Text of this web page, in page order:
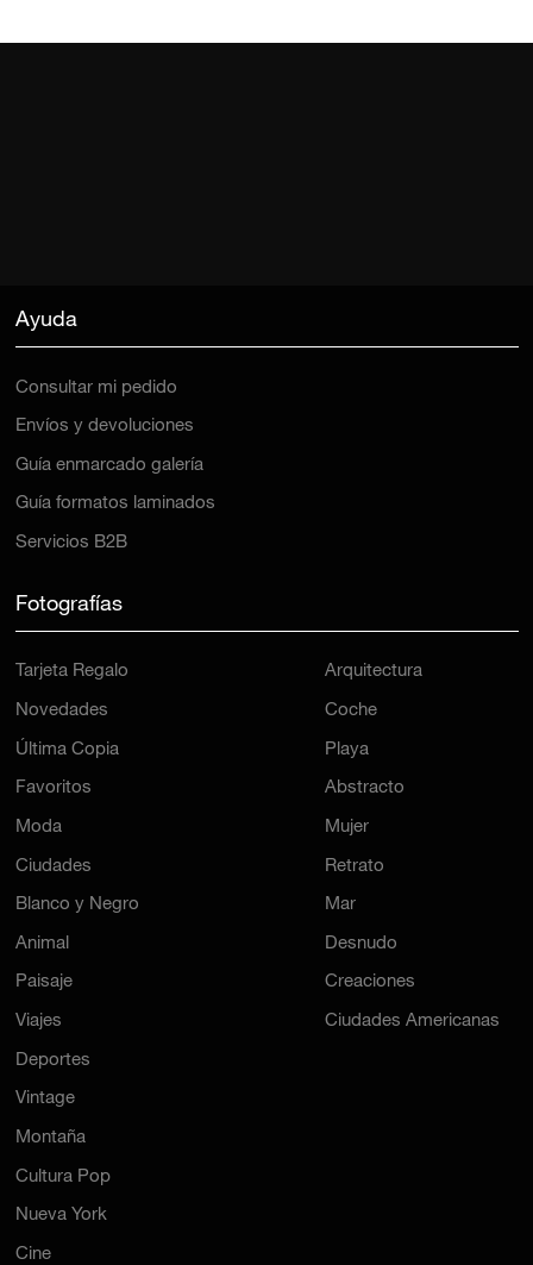
Ayuda
Consultar mi pedido
Envíos y devoluciones
Guía enmarcado galería
Guía formatos laminados
Servicios B2B
Fotografías
Tarjeta Regalo
Novedades
Última Copia
Favoritos
Moda
Ciudades
Blanco y Negro
Animal
Paisaje
Viajes
Deportes
Arquitectura
Coche
Playa
Abstracto
Mujer
Retrato
Mar
Desnudo
Creaciones
Ciudades Americanas
Vintage
Montaña
Cultura Pop
Nueva York
Cine